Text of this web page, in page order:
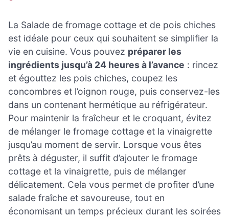
La Salade de fromage cottage et de pois chiches
est idéale pour ceux qui souhaitent se simplifier la
vie en cuisine. Vous pouvez préparer les
ingrédients jusqu’à 24 heures à l’avance : rincez
et égouttez les pois chiches, coupez les
concombres et l’oignon rouge, puis conservez-les
dans un contenant hermétique au réfrigérateur.
Pour maintenir la fraîcheur et le croquant, évitez
de mélanger le fromage cottage et la vinaigrette
jusqu’au moment de servir. Lorsque vous êtes
prêts à déguster, il suffit d’ajouter le fromage
cottage et la vinaigrette, puis de mélanger
délicatement. Cela vous permet de profiter d’une
salade fraîche et savoureuse, tout en
économisant un temps précieux durant les soirées